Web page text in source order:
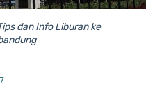
dan Info Liburan ke